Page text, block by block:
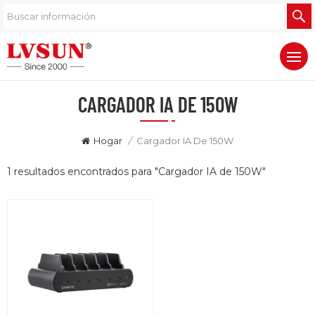
CARGADOR IA DE 150W
Hogar / Cargador IA De 150W
1 resultados encontrados para "Cargador IA de 150W"